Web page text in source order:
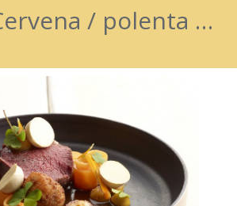
Filet de Cervena / polenta / potiron/bière straffe Hendrik